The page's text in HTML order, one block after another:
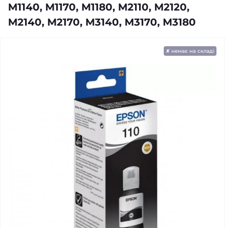
M1140, M1170, M1180, M2110, M2120,
M2140, M2170, M3140, M3170, M3180
✘ немає на складі